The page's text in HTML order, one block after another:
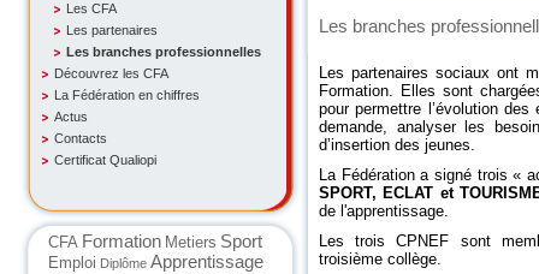
Les CFA
Les partenaires
Les branches professionnelles
Découvrez les CFA
La Fédération en chiffres
Actus
Contacts
Certificat Qualiopi
CFA Formation Metiers Sport
Emploi Diplôme Apprentissage
Les branches
Les partenaires sociaux ont
Formation. Elles sont
pour permettre l’évolution
demande, analyser les
d’insertion des jeunes.
La Fédération a signé trois «
SPORT, ECLAT et
de l'apprentissage.
Les trois CPNEF
sont
troisième collège.